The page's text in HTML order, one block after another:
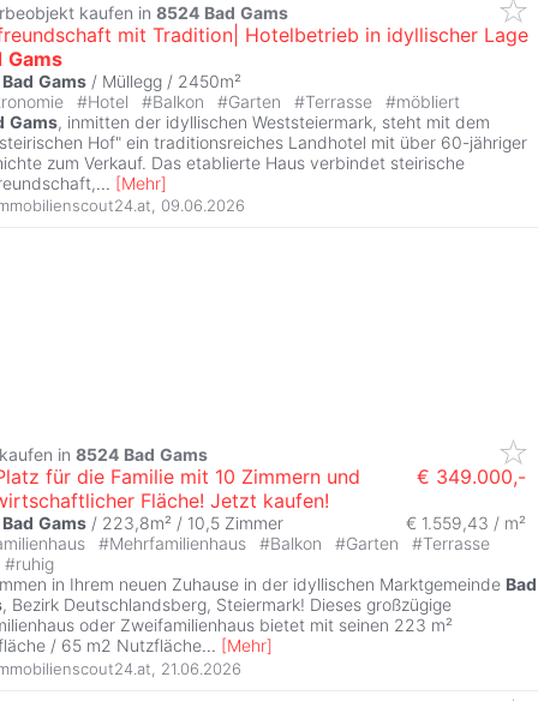
kaufen in 8524 Bad Gams
mit Tradition| Hotelbetrieb in idyllischer Lage
Gams
Bad Gams / Müllegg / 2450m²
#Hotel #Balkon #Garten #Terrasse #möbliert
Gams, inmitten der idyllischen Weststeiermark, steht mit dem
Hof" ein traditionsreiches Landhotel mit über 60-jähriger
zum Verkauf. Das etablierte Haus verbindet steirische
... [Mehr]
, 09.06.2026
in 8524 Bad Gams
für die Familie mit 10 Zimmern und
Fläche! Jetzt kaufen!
€ 349.000,-
Bad Gams / 223,8m² / 10,5 Zimmer
€ 1.559,43 / m²
#Mehrfamilienhaus #Balkon #Garten #Terrasse
#ruhig
in Ihrem neuen Zuhause in der idyllischen Marktgemeinde Bad
, Bezirk Deutschlandsberg, Steiermark! Dieses großzügige
oder Zweifamilienhaus bietet mit seinen 223 m²
/ 65 m2 Nutzfläche... [Mehr]
21.06.2026